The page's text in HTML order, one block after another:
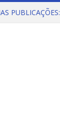
PUBLICAÇÕES: